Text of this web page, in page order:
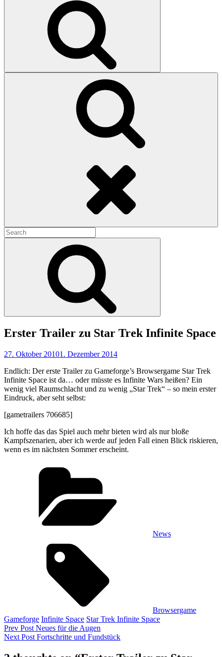
Search
for:
Erster Trailer zu Star Trek Infinite Space
27. Oktober 20101. Dezember 2014
Endlich: Der erste Trailer zu Gameforge’s Browsergame Star Trek
Infinite Space ist da… oder müsste es Infinite Wars heißen? Ein
wenig viel Raumschlacht und zu wenig „Star Trek“ – so mein erster
Eindruck, aber seht selbst:
[gametrailers 706685]
Ich hoffe das das Spiel auch mehr bieten wird als nur bloße
Kampfszenarien, aber ich werde auf jeden Fall einen Blick riskieren,
wenn es im nächsten Sommer erscheint.
News
Browsergame
Gameforge Infinite Space Star Trek Infinite Space
Beitragsnavigation
Previous
Post
Prev Post Neues für die Augen
Next
Next Post Fortschritte und Fundstück